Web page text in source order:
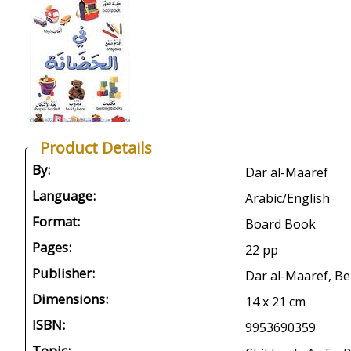
Product Details
By: Dar al-Maaref
Language: Arabic/English
Format: Board Book
Pages: 22 pp
Publisher: Dar al-Maaref,
Dimensions: 14 x 21 cm
ISBN: 9953690359